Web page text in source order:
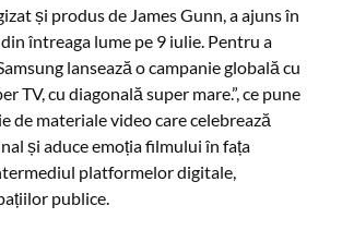
și produs de James Gunn, a ajuns în
întreaga lume pe 9 iulie. Pentru a
lansează o campanie globală cu
TV, cu diagonală super mare.”, ce pune
de materiale video care celebrează
și aduce emoția filmului în fața
platformelor digitale,
publice.